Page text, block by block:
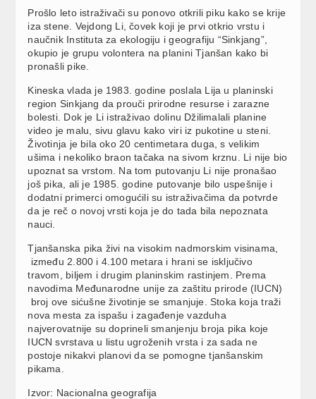
Prošlo leto istraživači su ponovo otkrili piku kako se krije
iza stene. Vejdong Li, čovek koji je prvi otkrio vrstu i
naučnik Instituta za ekologiju i geografiju “Sinkjang”,
okupio je grupu volontera na planini Tjanšan kako bi
pronašli pike.
Kineska vlada je 1983. godine poslala Lija u planinski
region Sinkjang da prouči prirodne resurse i zarazne
bolesti. Dok je Li istraživao dolinu Džilimalali planine
video je malu, sivu glavu kako viri iz pukotine u steni.
Životinja je bila oko 20 centimetara duga, s velikim
ušima i nekoliko braon tačaka na sivom krznu. Li nije bio
upoznat sa vrstom. Na tom putovanju Li nije pronašao
još pika, ali je 1985. godine putovanje bilo uspešnije i
dodatni primerci omogućili su istraživačima da potvrde
da je reč o novoj vrsti koja je do tada bila nepoznata
nauci.
Tjanšanska pika živi na visokim nadmorskim visinama,
između 2.800 i 4.100 metara i hrani se isključivo
travom, biljem i drugim planinskim rastinjem. Prema
navodima Međunarodne unije za zaštitu prirode (IUCN)
broj ove sićušne životinje se smanjuje. Stoka koja traži
nova mesta za ispašu i zagađenje vazduha
najverovatnije su doprineli smanjenju broja pika koje
IUCN svrstava u listu ugroženih vrsta i za sada ne
postoje nikakvi planovi da se pomogne tjanšanskim
pikama.
Izvor: Nacionalna geografija